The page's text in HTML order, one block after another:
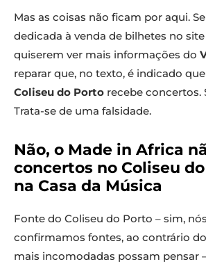
Mas as coisas não ficam por aqui.
dedicada à venda de bilhetes no
quiserem ver mais informações do
reparar que, no texto, é indicado
Coliseu do Porto recebe concertos.
Trata-se de uma falsidade.
Não, o Made in Africa
concertos no Coliseu
na Casa da Música
Fonte do Coliseu do Porto – sim,
confirmamos fontes, ao contrário
mais incomodadas possam pensar